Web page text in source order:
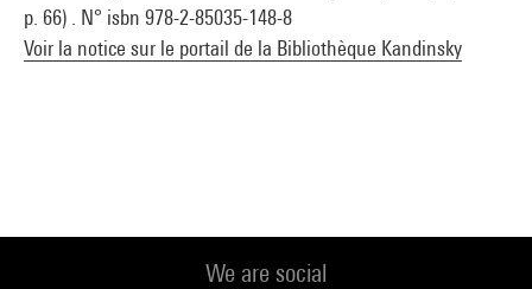
p. 66) . N° isbn 978-2-85035-148-8
Voir la notice sur le portail de la Bibliothèque Kandinsky
We are social